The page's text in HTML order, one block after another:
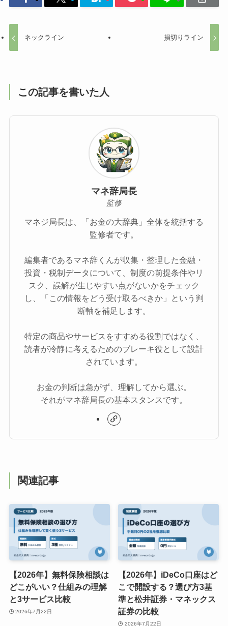
ネックライン 損切りライン
この記事を書いた人
マネ辞局長
監修
マネジ局長は、「お金の大辞典」全体を統括する
監修者です。
編集者であるマネ辞くんが収集・整理した金融・
投資・税制データについて、制度の前提条件やリ
スク、誤解が生じやすい点がないかをチェック
し、「この情報をどう受け取るべきか」という判
断軸を補足します。
特定の商品やサービスをすすめる役割ではなく、
読者が冷静に考えるためのブレーキ役として設計
されています。
お金の判断は急がず、理解してから選ぶ。
それがマネ辞局長の基本スタンスです。
関連記事
【2026年】無料保険相談は
どこがいい？仕組みの理解
と3サービス比較
2026年7月22日
【2026年】iDeCo口座はど
こで開設する？選び方3基
準と松井証券・マネックス
証券の比較
2026年7月22日